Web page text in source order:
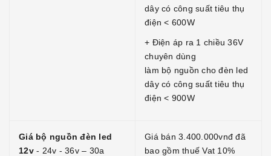
dây có công suất tiêu thụ
điện < 600W
+ Điện áp ra 1 chiều 36V
chuyên dùng
làm bộ nguồn cho đèn led
dây có công suất tiêu thụ
điện < 900W
Giá bộ nguồn đèn led
12v- 24v - 36v – 30a
Giá bán 3.400.000vnđ đã
bao gồm thuế Vat 10%